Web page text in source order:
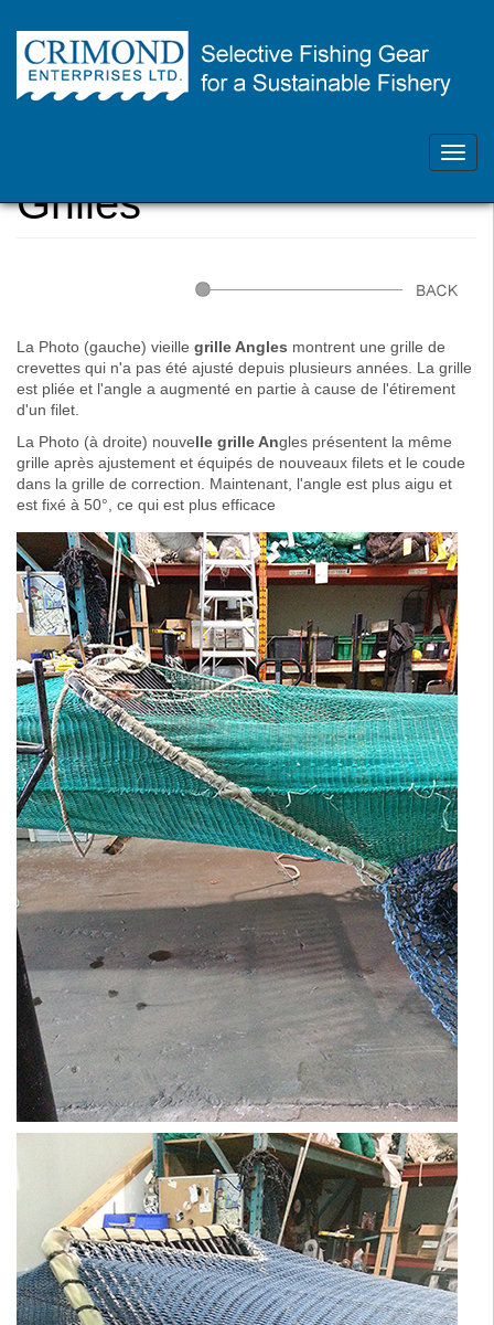
Skip
Contactez-nous - 902-468-1355
ici
Grilles
La Photo (gauche) vieille grille Angles montrent une grille de
crevettes qui n'a pas été ajusté depuis plusieurs années. La grille
est pliée et l'angle a augmenté en partie à cause de l'étirement
d'un filet.
La Photo (à droite) nouvelle grille Angles présentent la même
grille après ajustement et équipés de nouveaux filets et le coude
dans la grille de correction. Maintenant, l'angle est plus aigu et
est fixé à 50°, ce qui est plus efficace